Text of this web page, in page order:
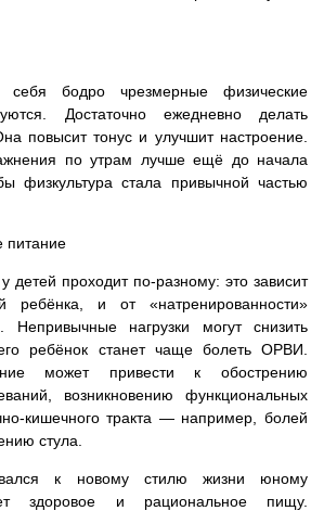
себя бодро чрезмерные физические
Достаточно ежедневно делать
повысит тонус и улучшит настроение.
по утрам лучше ещё до начала
физкультура стала привычной частью
питание
детей проходит по-разному: это зависит
ребёнка, и от «натренированности»
Непривычные нагрузки могут снизить
ребёнок станет чаще болеть ОРВИ.
может привести к обострению
возникновению функциональных
кишечного тракта — например, болей
стула.
к новому стилю жизни юному
здоровое и рациональное пищу.